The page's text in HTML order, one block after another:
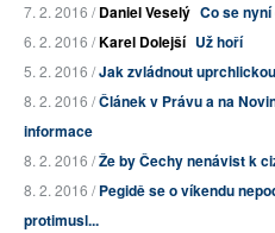
7. 2. 2016 /Daniel Veselý Co se
6. 2. 2016 /Karel Dolejší Už hoří
5. 2. 2016 /Jak zvládnout
8. 2. 2016 /Článek v Právu a na
informace
8. 2. 2016 /Že by Čechy nenávist k
8. 2. 2016 /Pegidě se o víkendu
protimusl...